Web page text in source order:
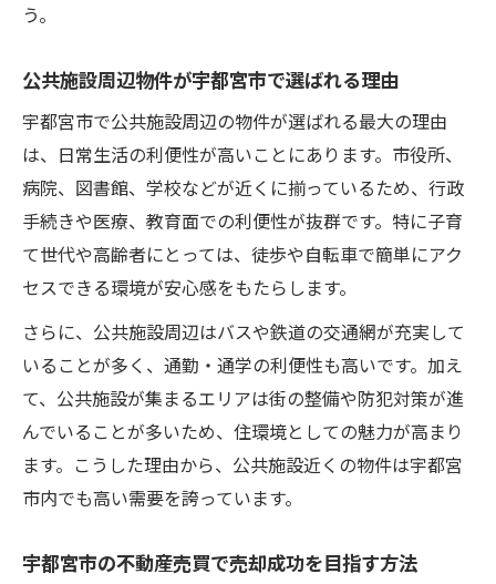
う。
公共施設周辺物件が宇都宮市で選ばれる理由
宇都宮市で公共施設周辺の物件が選ばれる最大の理由
は、日常生活の利便性が高いことにあります。市役所、
病院、図書館、学校などが近くに揃っているため、行政
手続きや医療、教育面での利便性が抜群です。特に子育
て世代や高齢者にとっては、徒歩や自転車で簡単にアク
セスできる環境が安心感をもたらします。
さらに、公共施設周辺はバスや鉄道の交通網が充実して
いることが多く、通勤・通学の利便性も高いです。加え
て、公共施設が集まるエリアは街の整備や防犯対策が進
んでいることが多いため、住環境としての魅力が高まり
ます。こうした理由から、公共施設近くの物件は宇都宮
市内でも高い需要を誇っています。
宇都宮市の不動産売買で売却成功を目指す方法